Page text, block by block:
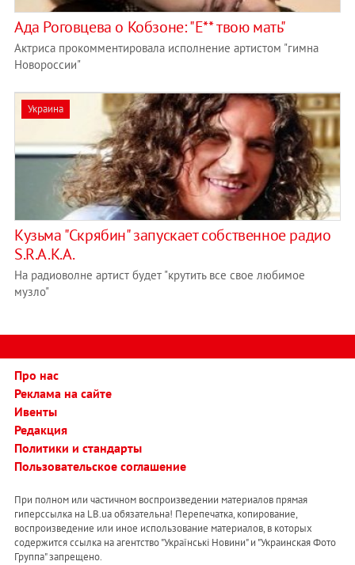
Ада Роговцева о Кобзоне: "Е** твою мать"
Актриса прокомментировала исполнение артистом "гимна
Новороссии"
Украина
Кузьма "Скрябин" запускает собственное радио
S.R.A.K.A.
На радиоволне артист будет "крутить все свое любимое
музло"
Про нас
Реклама на сайте
Ивенты
Редакция
Политики и стандарты
Пользовательское соглашение
При полном или частичном воспроизведении материалов прямая
гиперссылка на LB.ua обязательна! Перепечатка, копирование,
воспроизведение или иное использование материалов, в которых
содержится ссылка на агентство "Українськi Новини" и "Украинская Фото
Группа" запрещено.